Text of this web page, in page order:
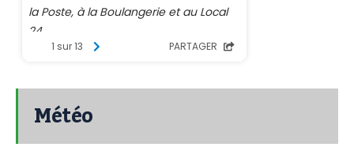
Météo